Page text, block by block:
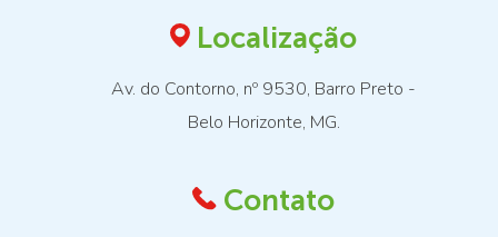
Localização
Av. do Contorno, nº 9530, Barro Preto -
Belo Horizonte, MG.
Contato